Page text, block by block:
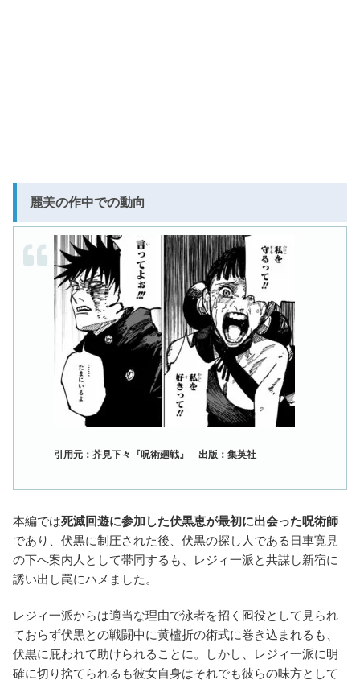
麗美の作中での動向
引用元：芥見下々『呪術廻戦』 出版：集英社
本編では死滅回遊に参加した伏黒恵が最初に出会った呪術師
であり、伏黒に制圧された後、伏黒の探し人である日車寛見
の下へ案内人として帯同するも、レジィ一派と共謀し新宿に
誘い出し罠にハメました。
レジィ一派からは適当な理由で泳者を招く囮役として見られ
ておらず伏黒との戦闘中に黄櫨折の術式に巻き込まれるも、
伏黒に庇われて助けられることに。しかし、レジィ一派に明
確に切り捨てられるも彼女自身はそれでも彼らの味方として